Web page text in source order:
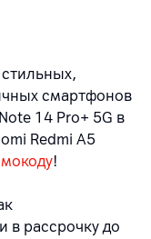
смартфонов
14 Pro+ 5G в
Redmi A5
!
в рассрочку до